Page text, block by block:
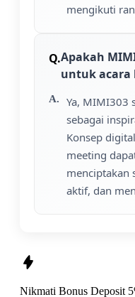
mengikuti
Apakah
untuk acara
Ya, MIMI303
sebagai
Konsep
meeting
menciptakan
aktif, dan
Nikmati Bonus Deposit